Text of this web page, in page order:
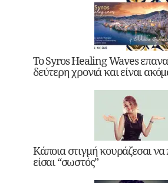
Το Syros Healing Waves
δεύτερη χρονιά και είναι
Κάποια στιγμή κουράζεσαι
είσαι “σωστός”